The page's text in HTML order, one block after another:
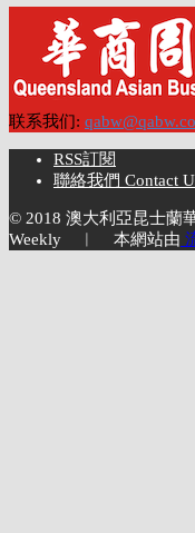
联系我们:
RSS訂閱
聯絡我們 Contact
© 2018 澳大利亞昆士蘭
Weekly ︱ 本網站由